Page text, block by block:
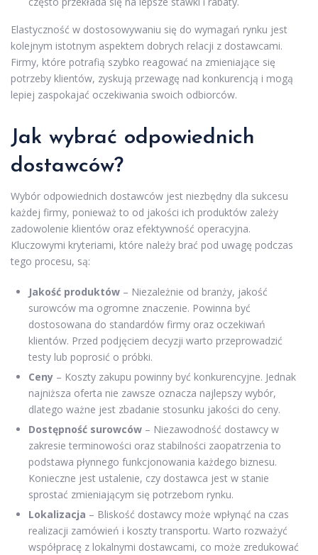
Elastyczność w dostosowywaniu się do wymagań rynku jest
kolejnym istotnym aspektem dobrych relacji z dostawcami.
Firmy, które potrafią szybko reagować na zmieniające się
potrzeby klientów, zyskują przewagę nad konkurencją i mogą
lepiej zaspokajać oczekiwania swoich odbiorców.
Jak wybrać odpowiednich
dostawców?
Wybór odpowiednich dostawców jest niezbędny dla sukcesu
każdej firmy, ponieważ to od jakości ich produktów zależy
zadowolenie klientów oraz efektywność operacyjna.
Kluczowymi kryteriami, które należy brać pod uwagę podczas
tego procesu, są:
Jakość produktów – Niezależnie od branży, jakość
surowców ma ogromne znaczenie. Powinna być
dostosowana do standardów firmy oraz oczekiwań
klientów. Przed podjęciem decyzji warto przeprowadzić
testy lub poprosić o próbki.
Ceny – Koszty zakupu powinny być konkurencyjne. Jednak
najniższa oferta nie zawsze oznacza najlepszy wybór,
dlatego ważne jest zbadanie stosunku jakości do ceny.
Dostępność surowców – Niezawodność dostawcy w
zakresie terminowości oraz stabilności zaopatrzenia to
podstawa płynnego funkcjonowania każdego biznesu.
Konieczne jest ustalenie, czy dostawca jest w stanie
sprostać zmieniającym się potrzebom rynku.
Lokalizacja – Bliskość dostawcy może wpłynąć na czas
realizacji zamówień i koszty transportu. Warto rozważyć
współpracę z lokalnymi dostawcami, co może zredukować